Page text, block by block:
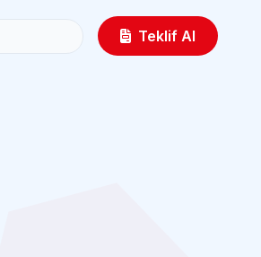
Teklif Al